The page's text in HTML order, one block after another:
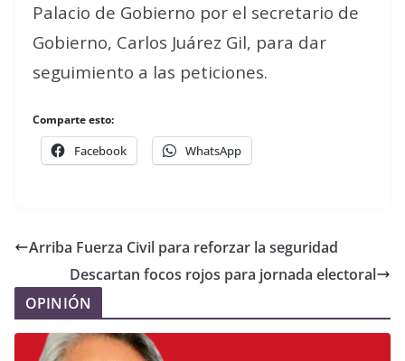
Palacio de Gobierno por el secretario de
Gobierno, Carlos Juárez Gil, para dar
seguimiento a las peticiones.
Comparte esto:
Facebook WhatsApp
Arriba Fuerza Civil para reforzar la seguridad
Descartan focos rojos para jornada electoral
OPINIÓN